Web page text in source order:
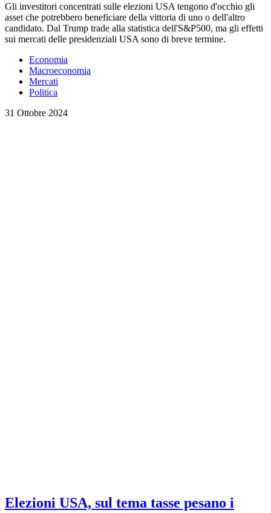
Gli investitori concentrati sulle elezioni USA tengono d'occhio gli
asset che potrebbero beneficiare della vittoria di uno o dell'altro
candidato. Dal Trump trade alla statistica dell'S&P500, ma gli effetti
sui mercati delle presidenziali USA sono di breve termine.
Economia
Macroeconomia
Mercati
Politica
31 Ottobre 2024
Elezioni USA, sul tema tasse pesano i